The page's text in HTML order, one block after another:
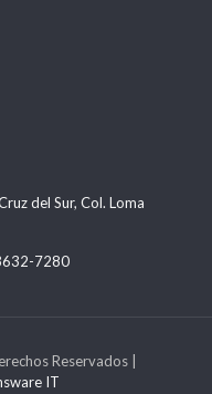
del Sur, Col. Loma
7280
Reservados |
IT